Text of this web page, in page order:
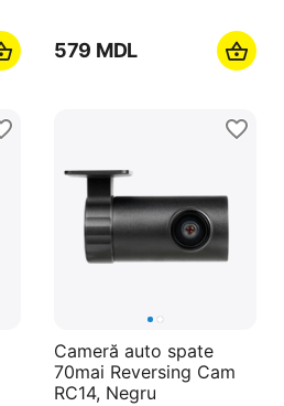
‍579‍ MDL
Cameră auto spate
70mai Reversing Cam
RC14, Negru